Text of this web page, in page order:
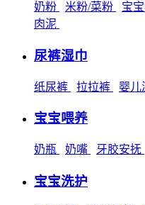
奶粉 米粉/菜粉 宝
肉泥
尿裤湿巾
纸尿裤 拉拉裤 婴儿
宝宝喂养
奶瓶 奶嘴 牙胶安抚
宝宝洗护